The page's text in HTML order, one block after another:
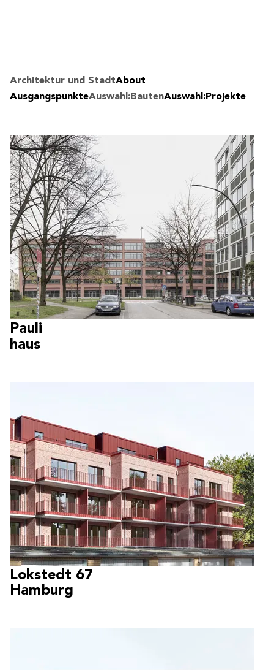
Architektur und StadtAbout
AusgangspunkteAuswahl:BautenAuswahl:Projekte
Pauli
haus
Lokstedt 67
Hamburg